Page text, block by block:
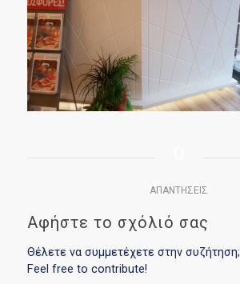
ΑΠΑΝΤΉΣΕΙΣ
Αφήστε το σχόλιό σας
Θέλετε να συμμετέχετε στην συζήτηση;
Feel free to contribute!